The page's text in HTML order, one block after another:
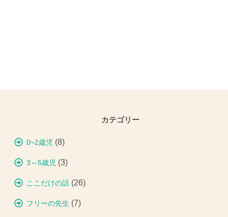
カテゴリー
0~2歳児 (8)
3～5歳児 (3)
ここだけの話 (26)
フリーの先生 (7)